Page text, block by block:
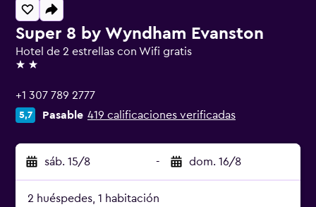
Super 8 by Wyndham Evanston
Hotel de 2 estrellas con Wifi gratis
2 estrellas
+1 307 789 2777
5,7 Pasable 419 calificaciones verificadas
sáb. 15/8 - dom. 16/8
2 huéspedes, 1 habitación